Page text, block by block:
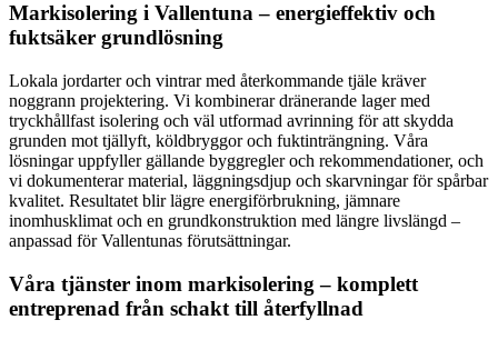
Markisolering i Vallentuna – energieffektiv och
fuktsäker grundlösning
Lokala jordarter och vintrar med återkommande tjäle kräver
noggrann projektering. Vi kombinerar dränerande lager med
tryckhållfast isolering och väl utformad avrinning för att skydda
grunden mot tjällyft, köldbryggor och fuktinträngning. Våra
lösningar uppfyller gällande byggregler och rekommendationer, och
vi dokumenterar material, läggningsdjup och skarvningar för spårbar
kvalitet. Resultatet blir lägre energiförbrukning, jämnare
inomhusklimat och en grundkonstruktion med längre livslängd –
anpassad för Vallentunas förutsättningar.
Våra tjänster inom markisolering – komplett
entreprenad från schakt till återfyllnad